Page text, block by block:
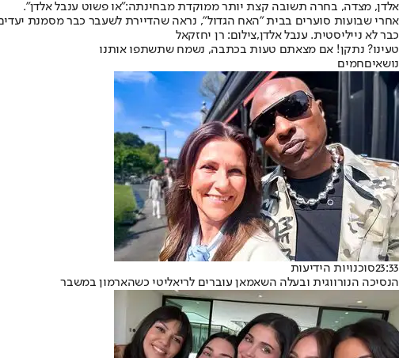
אלדן, מצדה, בחרה תשובה קצת יותר ממוקדת מבחינתה:"או פשוט ענבל אלדן".
אחרי שבועות סוערים בבית "האח הגדול", נראה שהדיירת לשעבר כבר מסמנת
כבר לא נייליסטית. ענבל אלדן,צילום: רן יחזקאל
טעינו? נתקן! אם מצאתם טעות בכתבה, נשמח שתשתפו אותנו
נושאיםחמים
23:33סוכנויות הידיעות
הנסיכה הנורווגית ובעלה השאמאן עוברים לריאליטי כשהארמון במשבר